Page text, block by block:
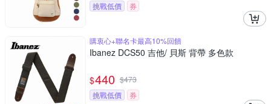
挑戰低價 券
購衷心+聯名卡最高10%回饋
Ibanez DCS50 吉他/ 貝斯 背帶 多色款
$440 $473
挑戰低價
券